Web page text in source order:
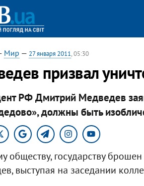
Мир — 27 января 2011, 05:30
призвал
РФ Дмитрий Медведев
должны быть
обществу, государству
выступая на заседании